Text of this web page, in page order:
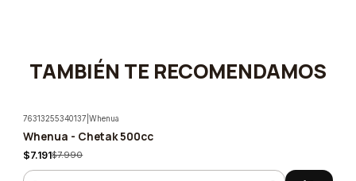
TAMBIÉN TE RECOMENDAMOS
-10%
76313255340137 |Whenua
Whenua - Chetak 500cc
$7.191$7.990